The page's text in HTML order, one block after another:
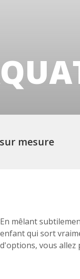
mesure
En mêlant
enfant qui sort
d'options, vous allez